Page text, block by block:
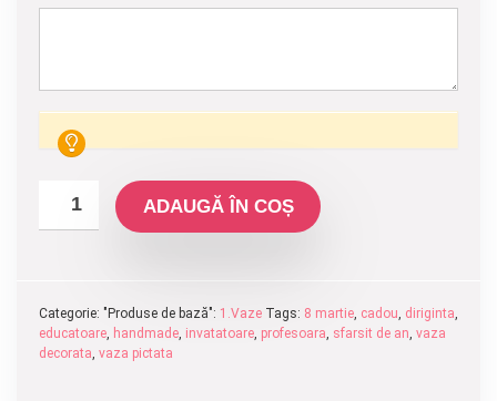
ADAUGĂ ÎN COȘ
Categorie: "Produse de bază": 1.Vaze Tags: 8 martie cadou diriginta
educatoare handmade invatatoare profesoara sfarsit de an vaza
decorata vaza pictata